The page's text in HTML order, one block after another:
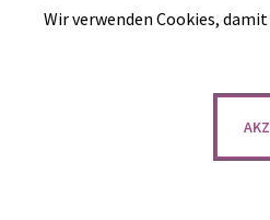
Wir verwenden Cookies,